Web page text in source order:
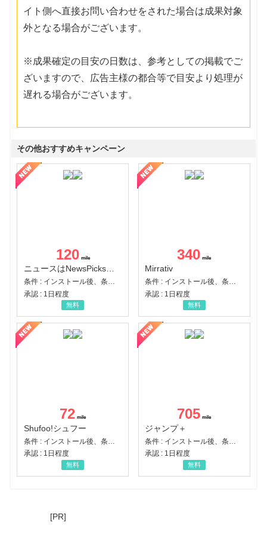
イト側へ直接お問い合わせをされた場合は成果対象
外となる場合がございます。
※成果確定の目安の日数は、参考としての掲載でご
ざいますので、広告主様の都合等で目安より処理が
遅れる場合がございます。
その他おすすめキャンペーン
120
ニュースはNewsPicks｜経済ニュース・就活・ビジネス
条件 : インストール後、条件達成
承認 : 1日程度
無料
340
Mirrativ
条件 : インストール後、条件達成
承認 : 1日程度
無料
72
Shufoo!シュフー
承認 : 1日程度
無料
705
ジャンプ＋
承認 : 1日程度
無料
[PR]